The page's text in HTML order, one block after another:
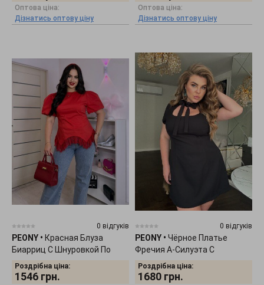
Оптова ціна:
Дізнатись оптову ціну
Оптова ціна:
Дізнатись оптову ціну
0 відгуків
PEONY • Красная Блуза
Биарриц С Шнуровкой По
Спине 1905262
Роздрібна ціна:
1546 грн.
0 відгуків
PEONY • Чёрное Платье
Фречия А-Силуэта С
Коротким Рукавом 2804261
Роздрібна ціна:
1680 грн.